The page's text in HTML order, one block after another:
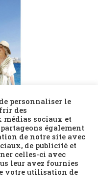
personnaliser le
des
sociaux et
également
de notre site avec
de publicité et
celles-ci avec
leur avez fournies
votre utilisation de